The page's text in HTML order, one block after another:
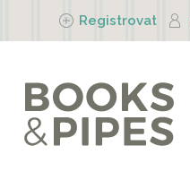
Registrovat